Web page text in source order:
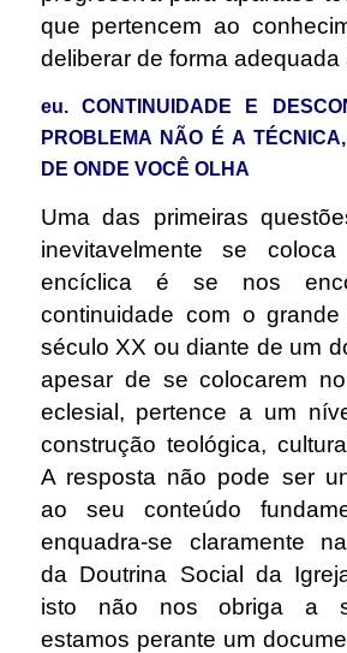
que pertencem ao
deliberar de forma adequada
eu. CONTINUIDADE E
PROBLEMA NÃO É A
DE ONDE VOCÊ OLHA
Uma das primeiras
inevitavelmente se
encíclica é se nos
continuidade com o
século XX ou diante de um
apesar de se colocarem
eclesial, pertence a um
construção teológica,
A resposta não pode ser
ao seu conteúdo
enquadra-se claramente
da Doutrina Social da
isto não nos obriga a
estamos perante um